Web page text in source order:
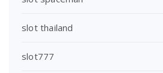
slot thailand
slot777